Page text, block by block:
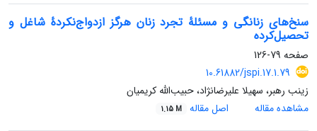
سنخ‌های زنانگی و مسئلۀ تجرد زنان هرگز ازدواج‌نکردۀ شاغل و
تحصیل‌کرده
صفحه 79-126
10.61882/jspi.17.1.79
زینب رهبر، سهیلا علیرضانژاد، حبیب‌الله کریمیان
مشاهده مقاله
اصل مقاله 1.15 M